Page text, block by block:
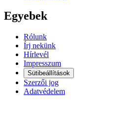
Egyebek
Rólunk
Írj nekünk
Hírlevél
Impresszum
Sütibeállítások
Szerzői jog
Adatvédelem